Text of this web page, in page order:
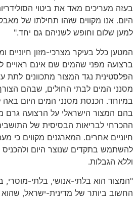
בעזה מעריכים מאד את ביטוי
היום. אנו מקווים שזהו תחילתו של
למען שלום וחופש לשניהם גם יחד."
המטען כלל בעיקר מצרכי-מזון חיוניים
ברצועה מפני שהמים שם אינם ראויים
הפלסטינית נגד המצור מתכוונים לתת
מסנני המים לבתי החולים, שבהם
במיוחד. הכנסת מסנני המים היום
בהם המצור הישראלי על הרצועה גרם
ההכרחי לבריאות הבסיסית של
חיוניים אחרים. המארגנים מקווים כי
להשתמש בתקדים שנוצר היום ולהכניס
וללא הגבלות.
"המצור הוא בלתי-אנושי, בלתי-מוסרי,
החשוב ביותר של מדינית-ישראל,